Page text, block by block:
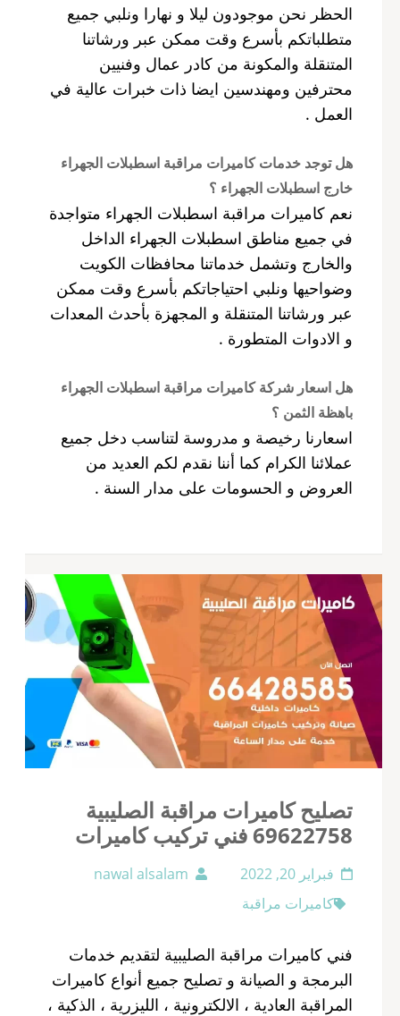
الحظر نحن موجودون ليلا و نهارا ونلبي جميع
متطلباتكم بأسرع وقت ممكن عبر ورشاتنا
المتنقلة والمكونة من كادر عمال وفنيين
محترفين ومهندسين ايضا ذات خبرات عالية في
العمل .
هل توجد خدمات كاميرات مراقبة اسطبلات الجهراء
خارج اسطبلات الجهراء ؟
نعم كاميرات مراقبة اسطبلات الجهراء متواجدة
في جميع مناطق اسطبلات الجهراء الداخل
والخارج وتشمل خدماتنا محافظات الكويت
وضواحيها ونلبي احتياجاتكم بأسرع وقت ممكن
عبر ورشاتنا المتنقلة و المجهزة بأحدث المعدات
و الادوات المتطورة .
هل اسعار شركة كاميرات مراقبة اسطبلات الجهراء
باهظة الثمن ؟
اسعارنا رخيصة و مدروسة لتناسب دخل جميع
عملائنا الكرام كما أننا نقدم لكم العديد من
العروض و الحسومات على مدار السنة .
تصليح كاميرات مراقبة الصليبية
69622758 فني تركيب كاميرات
فبراير 20, 2022
nawal alsalam
كاميرات مراقبة
فني كاميرات مراقبة الصليبية لتقديم خدمات
البرمجة و الصيانة و تصليح جميع أنواع كاميرات
المراقبة العادية ، الالكترونية ، الليزرية ، الذكية ،